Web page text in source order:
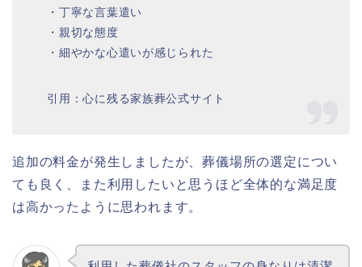
・丁寧な言葉遣い
・親切な態度
・細やかな心遣いが感じられた
引用：心に残る家族葬公式サイト
追加の料金が発生しましたが、葬儀場所の選定につい
ても良く、また利用したいと思うほど全体的な満足度
は高かったように思われます。